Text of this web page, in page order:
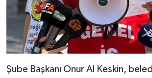
Şube Başkanı Onur Al Keskin,